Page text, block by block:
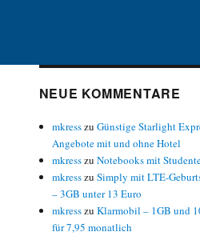
NEUE KOMMENTARE
mkresszu Günstige Starlight
Angebote mit und ohne Hotel
mkresszu Notebooks mit
mkresszu Simply mit LTE-
– 3GB unter 13 Euro
mkresszu Klarmobil – 1GB und
für 7,95 monatlich